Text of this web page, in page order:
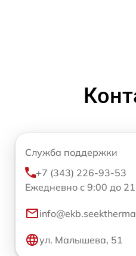
Служба поддержки
+7 (343) 226-93-53
Ежедневно с 9:00 до
ул. Малышева, 51